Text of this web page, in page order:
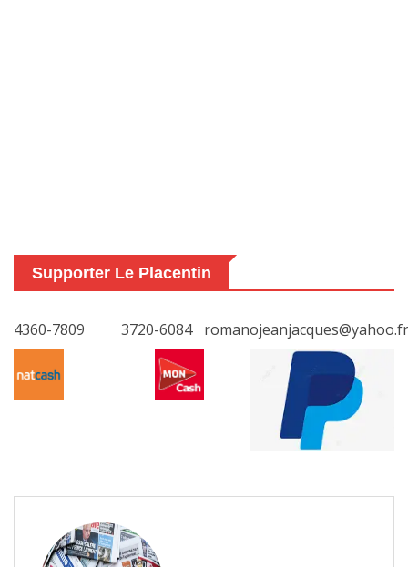
Supporter Le Placentin
4360-7809 3720-6084 romanojeanjacques@yahoo.fr